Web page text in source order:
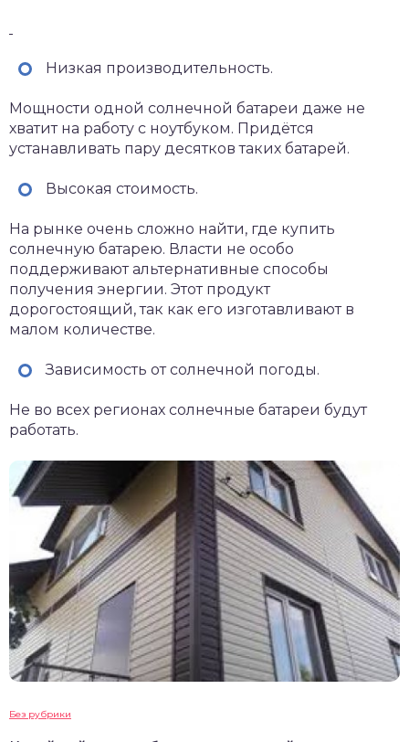
Низкая производительность.
Мощности одной солнечной батареи даже не
хватит на работу с ноутбуком. Придётся
устанавливать пару десятков таких батарей.
Высокая стоимость.
На рынке очень сложно найти, где купить
солнечную батарею. Власти не особо
поддерживают альтернативные способы
получения энергии. Этот продукт
дорогостоящий, так как его изготавливают в
малом количестве.
Зависимость от солнечной погоды.
Не во всех регионах солнечные батареи будут
работать.
Без рубрики